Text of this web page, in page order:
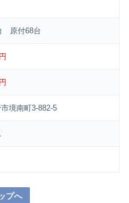
原付68台
境南町3-882-5
プへ